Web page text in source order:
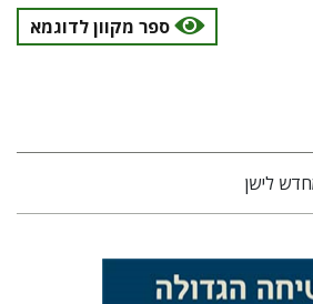
ספר מקוון לדוגמא
לישן